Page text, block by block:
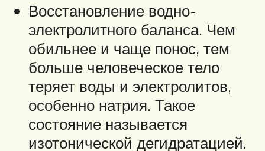
Восстановление водно-
электролитного баланса. Чем
обильнее и чаще понос, тем
больше человеческое тело
теряет воды и электролитов,
особенно натрия. Такое
состояние называется
изотонической дегидратацией.